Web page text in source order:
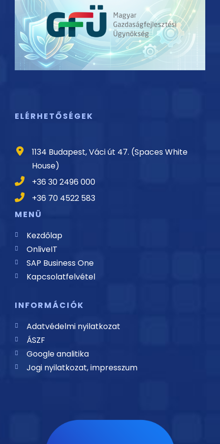
ELÉRHETŐSÉGEK
1134 Budapest, Váci út 47. (Spaces White
House)
+36 30 2496 000
+36 70 4522 583
MENÜ
Kezdőlap
OnliveIT
SAP Business One
Kapcsolatfelvétel
INFORMÁCIÓK
Adatvédelmi nyilatkozat
ÁSZF
Google analitika
Jogi nyilatkozat, impresszum